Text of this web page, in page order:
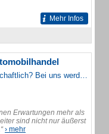
Mehr Infos
Praktisch oder leidenschaftlich? Bei uns werden Sie fündig!
Erwartungen mehr als
sind nicht nur äußerst
› mehr